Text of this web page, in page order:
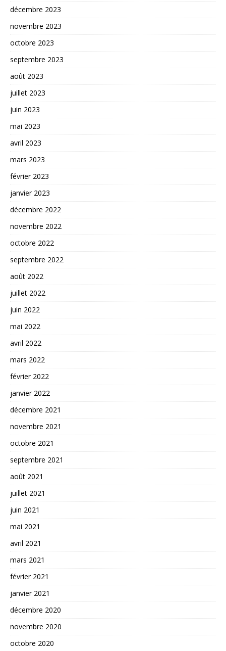
décembre 2023
novembre 2023
octobre 2023
septembre 2023
août 2023
juillet 2023
juin 2023
mai 2023
avril 2023
mars 2023
février 2023
janvier 2023
décembre 2022
novembre 2022
octobre 2022
septembre 2022
août 2022
juillet 2022
juin 2022
mai 2022
avril 2022
mars 2022
février 2022
janvier 2022
décembre 2021
novembre 2021
octobre 2021
septembre 2021
août 2021
juillet 2021
juin 2021
mai 2021
avril 2021
mars 2021
février 2021
janvier 2021
décembre 2020
novembre 2020
octobre 2020